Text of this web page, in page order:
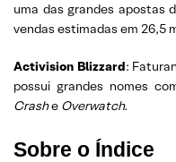
uma das grandes apostas
vendas estimadas em 26,5
Activision Blizzard:
possui grandes nomes
Crashe Overwatch.
Sobre o Índice